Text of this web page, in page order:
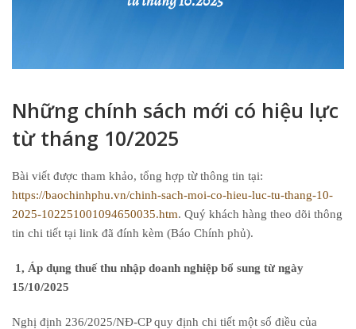
Những chính sách mới có hiệu lực
từ tháng 10/2025
Bài viết được tham khảo, tổng hợp từ thông tin tại:
https://baochinhphu.vn/chinh-sach-moi-co-hieu-luc-tu-thang-10-
2025-102251001094650035.htm. Quý khách hàng theo dõi thông
tin chi tiết tại link đã đính kèm (Báo Chính phủ).
1, Áp dụng thuế thu nhập doanh nghiệp bổ sung từ ngày
15/10/2025
Nghị định 236/2025/NĐ-CP quy định chi tiết một số điều của